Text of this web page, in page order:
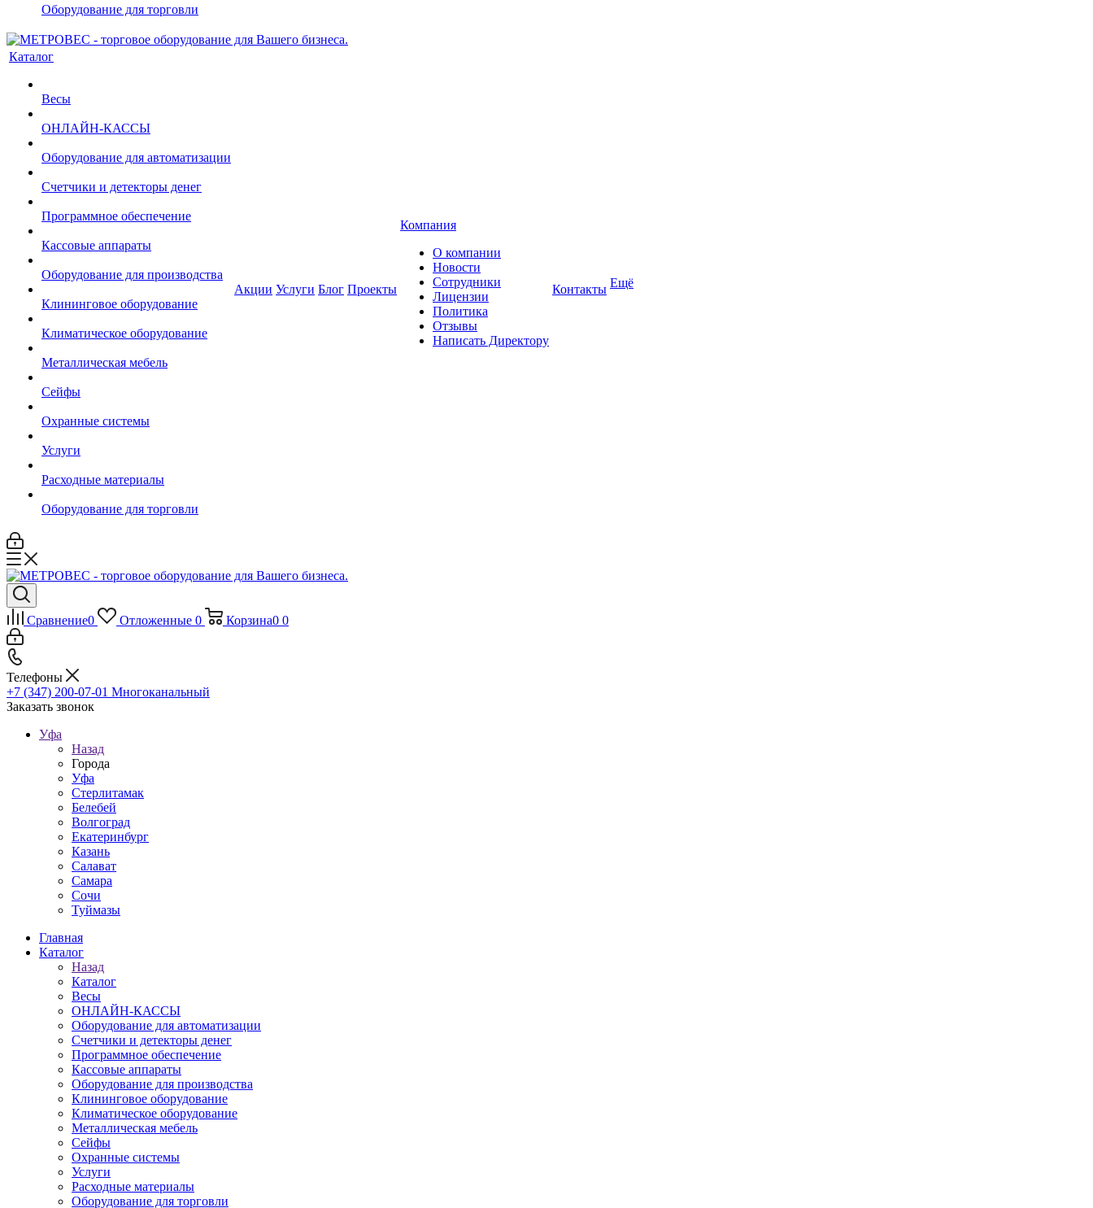
Оборудование для торговли
Каталог
Весы
ОНЛАЙН-КАССЫ
Оборудование для автоматизации
Счетчики и детекторы денег
Программное обеспечение
Кассовые аппараты
Оборудование для производства
Клининговое оборудование
Климатическое оборудование
Металлическая мебель
Сейфы
Охранные системы
Услуги
Расходные материалы
Оборудование для торговли
Акции Услуги Блог Проекты
Компания
О компании
Новости
Сотрудники
Лицензии
Политика
Отзывы
Написать Директору
Контакты Ещё
Сравнение0 Отложенные 0 Корзина0 0
Телефоны
+7 (347) 200-07-01 Многоканальный
Заказать звонок
Уфа
Назад
Города
Уфа
Стерлитамак
Белебей
Волгоград
Екатеринбург
Казань
Салават
Самара
Сочи
Туймазы
Главная
Каталог
Назад
Каталог
Весы
ОНЛАЙН-КАССЫ
Оборудование для автоматизации
Счетчики и детекторы денег
Программное обеспечение
Кассовые аппараты
Оборудование для производства
Клининговое оборудование
Климатическое оборудование
Металлическая мебель
Сейфы
Охранные системы
Услуги
Расходные материалы
Оборудование для торговли